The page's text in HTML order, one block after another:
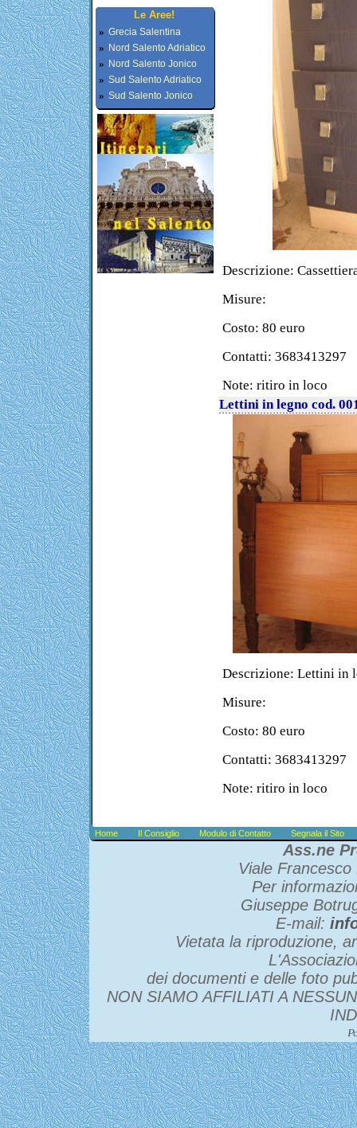
Le Aree!
» Grecia Salentina
» Nord Salento Adriatico
» Nord Salento Jonico
» Sud Salento Adriatico
» Sud Salento Jonico
Descrizione:
Misure:
Costo: 80 euro
Contatti: 3683413297
Note: ritiro in loco
Lettini in legno cod.
Descrizione: Lettini in
Misure:
Costo: 80 euro
Contatti: 3683413297
Note: ritiro in loco
Home Il Consiglio Modulo di Contatto Segnala il Sito
Ass.ne
Viale
Per
Giuseppe
E-mail:
Vietata la riproduzione,
dei documenti e delle foto
NON SIAMO AFFILIATI A